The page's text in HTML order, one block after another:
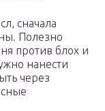
сначала
Полезно
против блох и
нанести
через